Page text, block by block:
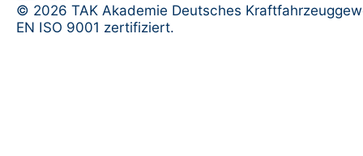
© 2026 TAK Akademie Deutsches
EN ISO 9001 zertifiziert.